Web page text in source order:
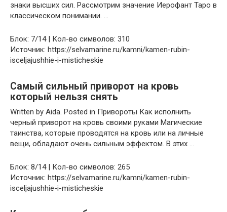
знаки высших сил. Рассмотрим значение Иерофант Таро в
классическом понимании. …
Блок: 7/14 | Кол-во символов: 310
Источник: https://selvamarine.ru/kamni/kamen-rubin-
isceljajushhie-i-misticheskie
Самый сильный приворот на кровь
который нельзя снять
Written by Aida. Posted in Привороты Как исполнить
черный приворот на кровь своими руками Магические
таинства, которые проводятся на кровь или на личные
вещи, обладают очень сильным эффектом. В этих …
Блок: 8/14 | Кол-во символов: 265
Источник: https://selvamarine.ru/kamni/kamen-rubin-
isceljajushhie-i-misticheskie